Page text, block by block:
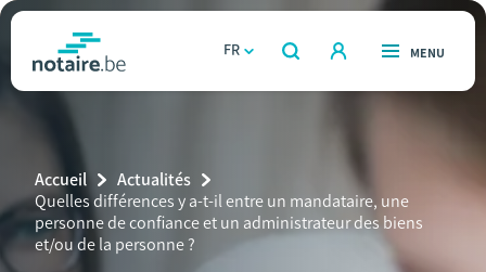
Aller
contenu
notaire.behomepage
FR
OUVERT
RECHERCHER
OUVERT
MENU
Relations et vivre ensemble
Héritage et donations
Breadcrumb
Accueil
Actualités
Current
Page:
Quelles différences y a-t-il entre un mandataire, une
personne de confiance et un administrateur des biens
et/ou de la personne ?